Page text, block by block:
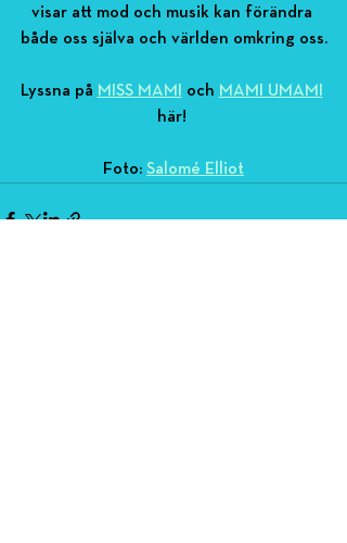
visar att mod och musik kan förändra
både oss själva och världen omkring oss.
Lyssna på MISS MAMI och MAMI UMAMI
här!
Foto: Salomé Elliot